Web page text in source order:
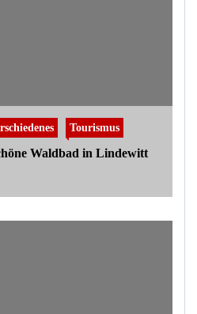
Tourismus
Waldbad in Lindewitt